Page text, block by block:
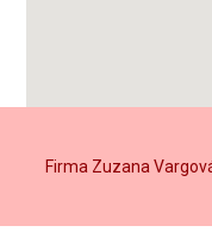
Firma Zuzana